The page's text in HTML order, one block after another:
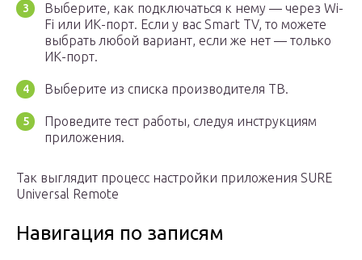
Выберите, как подключаться к нему — через Wi-
Fi или ИК-порт. Если у вас Smart TV, то можете
выбрать любой вариант, если же нет — только
ИК-порт.
Выберите из списка производителя ТВ.
Проведите тест работы, следуя инструкциям
приложения.
Так выглядит процесс настройки приложения SURE
Universal Remote
Навигация по записям